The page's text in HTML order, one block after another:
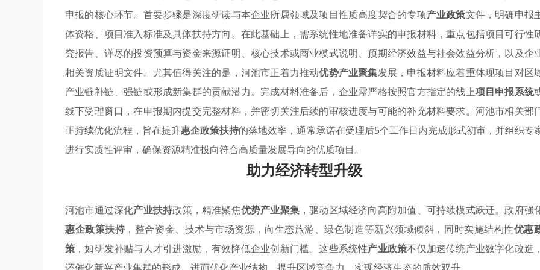
申报的核心环节。首要步骤是深度研读与本企业所属领域及项目性质高度契合的专项产业政策文件，明确申报
体资格、项目准入标准及具体扶持方向。在此基础上，需系统性地准备详实的申报材料，重点包括项目可行性
究报告、详尽的投资预算与资金来源证明、核心技术或商业模式说明、预期经济效益与社会效益分析，以及企
相关资质证明文件。尤其值得关注的是，河池市正着力推动优势产业聚集发展，申报材料应着重体现项目对区
产业链补链、强链或形成新集群的贡献潜力。完成材料准备后，企业需严格按照官方指定的线上项目申报系统
线下受理窗口，在申报期内提交完整材料，并密切关注后续的审核进度与可能的补充材料要求。河池市相关部
正持续优化流程，旨在提升惠企政策扶持的落地效率，通常承诺在受理后5个工作日内完成形式初审，并组织专
进行实质性评审，确保资源精准投向符合高质量发展导向的优质项目。
助力经济转型升级
河池市通过深化产业扶持政策，精准聚焦优势产业聚集 ，驱动区域经济向高附加值、可持续模式跃迁。政府强
惠企政策扶持 ，整合资金、技术与市场资源，向生态旅游、绿色制造等新兴领域倾斜，同时实施结构性优惠
策 ，如研发补贴与人才引进激励，有效降低企业创新门槛。这些系统性产业政策不仅加速传统产业数字化改造，